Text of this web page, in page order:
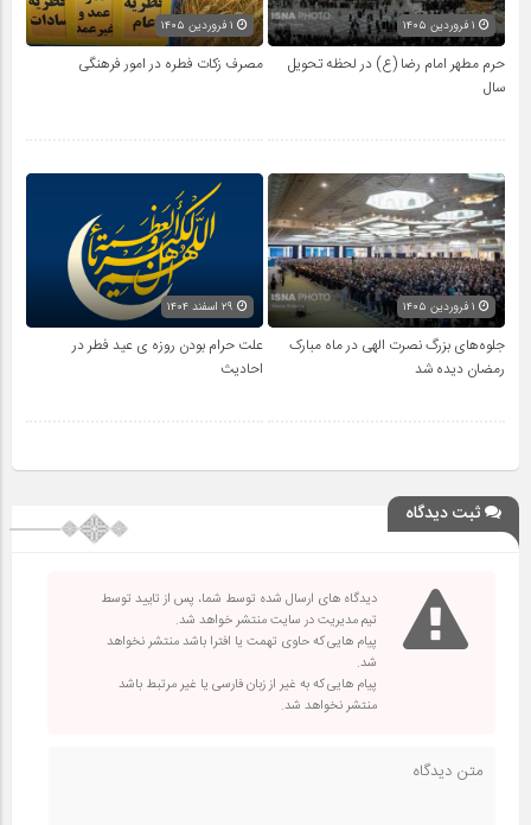
حرم مطهر امام رضا (ع) در لحظه تحویل
سال
مصرف زکات فطره در امور فرهنگی
جلوه‌های بزرگ نصرت الهی در ماه مبارک
رمضان دیده شد
علت حرام بودن روزه ی عید فطر در
احادیث
ثبت دیدگاه
دیدگاه های ارسال شده توسط شما، پس از تایید توسط
تیم مدیریت در سایت منتشر خواهد شد.
پیام هایی که حاوی تهمت یا افترا باشد منتشر نخواهد
شد.
پیام هایی که به غیر از زبان فارسی یا غیر مرتبط باشد
منتشر نخواهد شد.